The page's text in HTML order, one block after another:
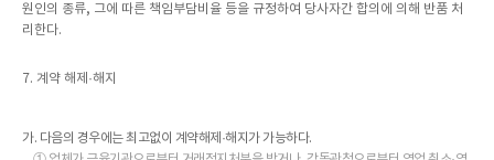
원인의 종류, 그에 따른 책임부담비율 등을 규정하여 당사자간 합의에 의해 반품 처
리한다.
7. 계약 해제·해지
가. 다음의 경우에는 최고없이 계약해제·해지가 가능하다.